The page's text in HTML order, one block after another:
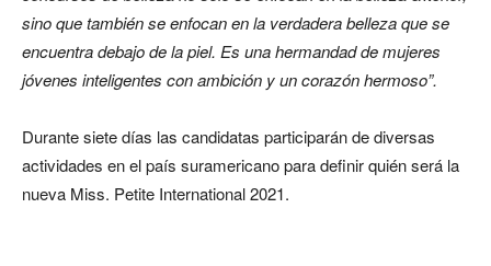
sino que también se enfocan en la verdadera belleza que se
encuentra debajo de la piel. Es una hermandad de mujeres
jóvenes inteligentes con ambición y un corazón hermoso”.
Durante siete días las candidatas participarán de diversas
actividades en el país suramericano para definir quién será la
nueva Miss. Petite International 2021.